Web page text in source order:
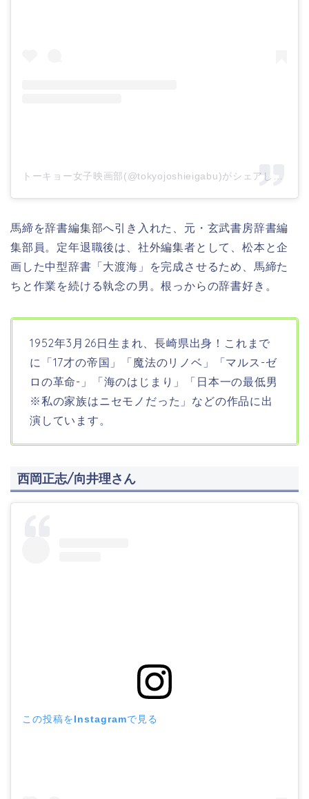
馬締を辞書編集部へ引き入れた、元・玄武書房辞書編
集部員。定年退職後は、社外編集者として、松本と企
画した中型辞書「大渡海」を完成させるため、馬締た
ちと作業を続ける執念の男。根っからの辞書好き。
1952年3月26日生まれ、長崎県出身！ これまで
に「17才の帝国」「魔法のリノベ」「マルス-ゼ
ロの革命-」「海のはじまり」「日本一の最低男
※私の家族はニセモノだった」などの作品に出
演しています。
西岡正志/向井理さん
この投稿をInstagramで見る